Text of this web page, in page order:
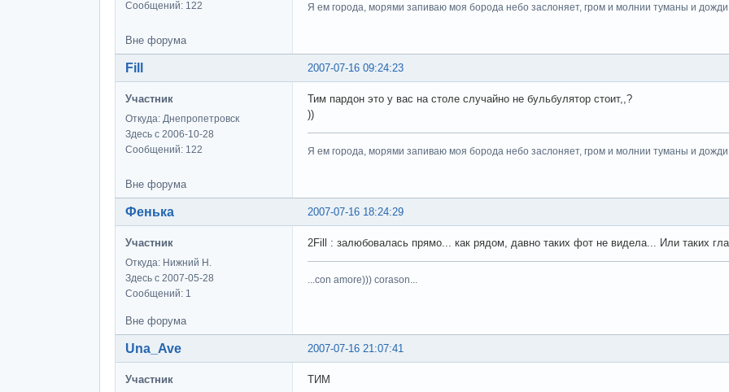
Сообщений: 122
Я ем города, морями запиваю моя борода небо заслоняет, гром и молнии туманы и
Вне форума
2007-07-16 09:24:23
Fill
Участник
Откуда: Днепропетровск
Здесь с 2006-10-28
Сообщений: 122
Тим пардон это у вас на столе случайно не бульбулятор стоит,,?
))
Я ем города, морями запиваю моя борода небо заслоняет, гром и молнии туманы и дожди...
Вне форума
2007-07-16 18:24:29
Фенька
Участник
Откуда: Нижний Н.
Здесь с 2007-05-28
Сообщений: 1
2Fill : залюбовалась прямо... как рядом, давно таких фот не видела... Или таких
...con amore))) corason...
Вне форума
2007-07-16 21:07:41
Una_Ave
Участник ТИМ